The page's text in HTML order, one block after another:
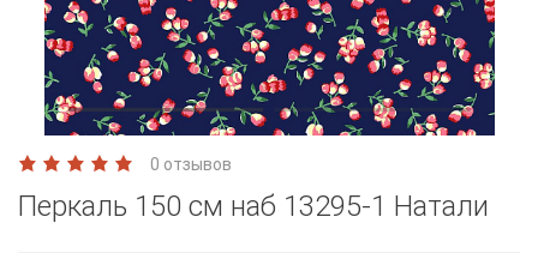
0 отзывов
Перкаль 150 см наб 13295-1 Натали